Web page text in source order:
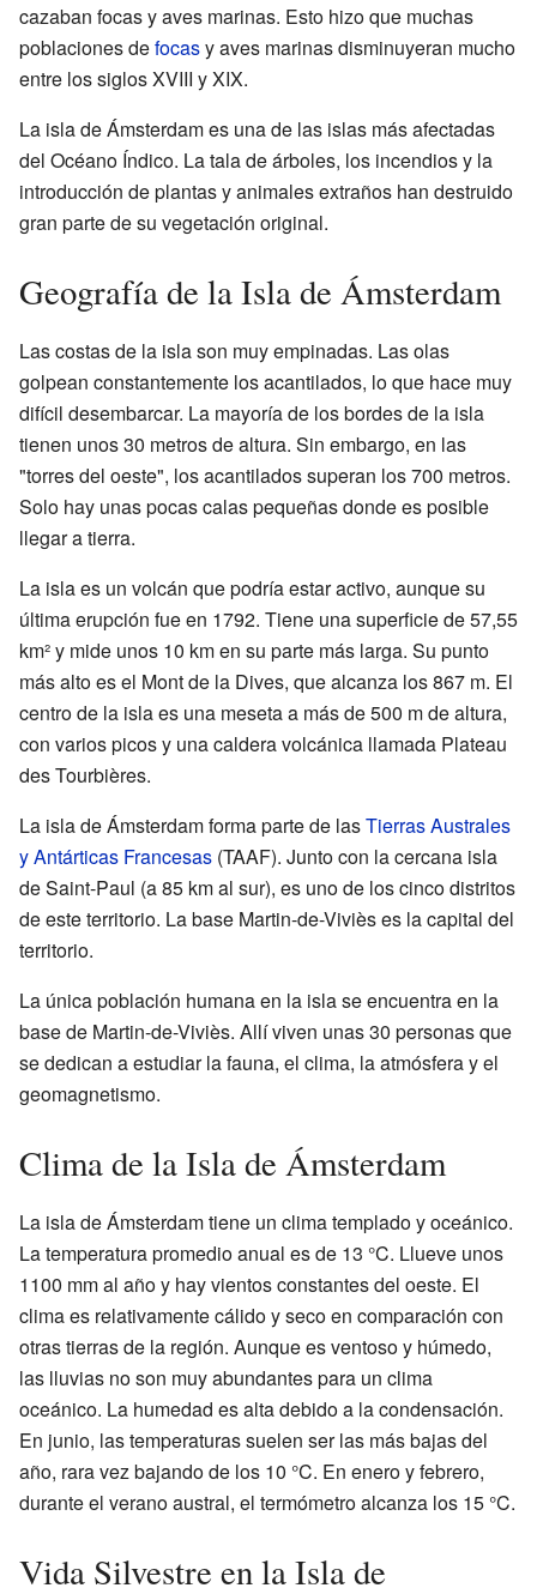
cazaban focas y aves marinas. Esto hizo que muchas
poblaciones defocasy aves marinas disminuyeran mucho
entre los siglos XVIII y XIX.
La isla de Ámsterdam es una de las islas más afectadas
del Océano Índico. La tala de árboles, los incendios y la
introducción de plantas y animales extraños han destruido
gran parte de su vegetación original.
Geografía de la Isla de Ámsterdam
Las costas de la isla son muy empinadas. Las olas
golpean constantemente los acantilados, lo que hace muy
difícil desembarcar. La mayoría de los bordes de la isla
tienen unos 30 metros de altura. Sin embargo, en las
"torres del oeste", los acantilados superan los 700 metros.
Solo hay unas pocas calas pequeñas donde es posible
llegar a tierra.
La isla es un volcán que podría estar activo, aunque su
última erupción fue en 1792. Tiene una superficie de 57,55
km² y mide unos 10 km en su parte más larga. Su punto
más alto es el Mont de la Dives, que alcanza los 867 m. El
centro de la isla es una meseta a más de 500 m de altura,
con varios picos y una caldera volcánica llamada Plateau
des Tourbières.
La isla de Ámsterdam forma parte de lasTierras Australes
y Antárticas Francesas (TAAF). Junto con la cercana isla
de Saint-Paul (a 85 km al sur), es uno de los cinco distritos
de este territorio. La base Martin-de-Viviès es la capital del
territorio.
La única población humana en la isla se encuentra en la
base de Martin-de-Viviès. Allí viven unas 30 personas que
se dedican a estudiar la fauna, el clima, la atmósfera y el
geomagnetismo.
Clima de la Isla de Ámsterdam
La isla de Ámsterdam tiene un clima templado y oceánico.
La temperatura promedio anual es de 13 °C. Llueve unos
1100 mm al año y hay vientos constantes del oeste. El
clima es relativamente cálido y seco en comparación con
otras tierras de la región. Aunque es ventoso y húmedo,
las lluvias no son muy abundantes para un clima
oceánico. La humedad es alta debido a la condensación.
En junio, las temperaturas suelen ser las más bajas del
año, rara vez bajando de los 10 °C. En enero y febrero,
durante el verano austral, el termómetro alcanza los 15 °C.
Vida Silvestre en la Isla de